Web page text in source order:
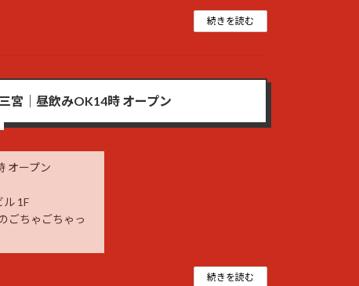
続きを読む
宮｜昼飲みOK14時 オープン
オープン
1F
ごちゃごちゃっ
続きを読む